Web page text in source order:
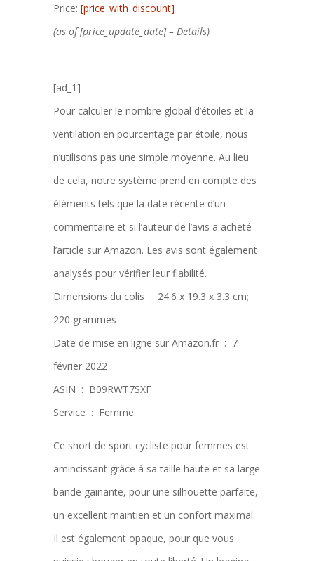
Price: [price_with_discount]
(as of [price_update_date] – Details)
[ad_1]
Pour calculer le nombre global d’étoiles et la
ventilation en pourcentage par étoile, nous
n’utilisons pas une simple moyenne. Au lieu
de cela, notre système prend en compte des
éléments tels que la date récente d’un
commentaire et si l’auteur de l’avis a acheté
l’article sur Amazon. Les avis sont également
analysés pour vérifier leur fiabilité.
Dimensions du colis ‏ : ‎ 24.6 x 19.3 x 3.3 cm;
220 grammes
Date de mise en ligne sur Amazon.fr ‏ : ‎ 7
février 2022
ASIN ‏ : ‎ B09RWT7SXF
Service ‏ : ‎ Femme
Ce short de sport cycliste pour femmes est
amincissant grâce à sa taille haute et sa large
bande gainante, pour une silhouette parfaite,
un excellent maintien et un confort maximal.
Il est également opaque, pour que vous